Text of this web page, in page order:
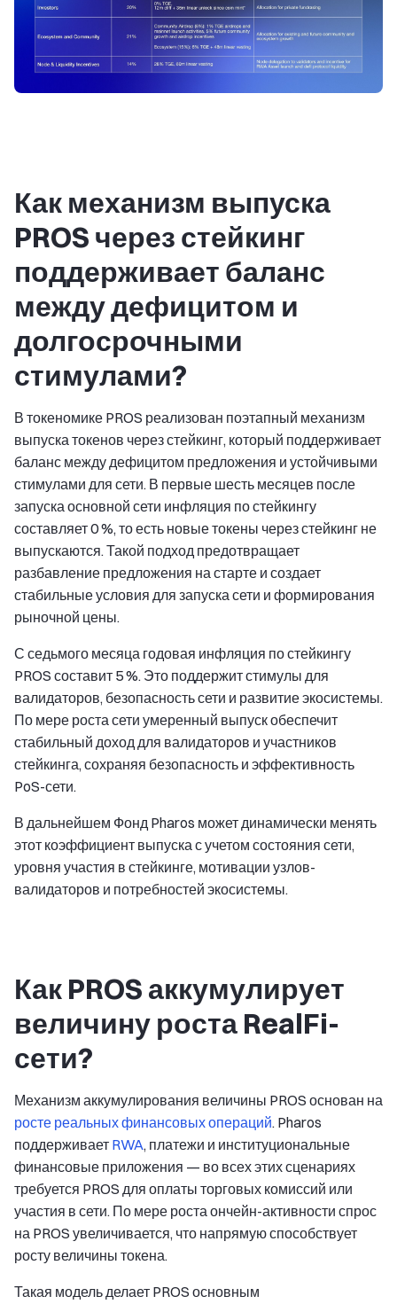
Как механизм выпуска
PROS через стейкинг
поддерживает баланс
между дефицитом и
долгосрочными
стимулами?
В токеномике PROS реализован поэтапный механизм
выпуска токенов через стейкинг, который поддерживает
баланс между дефицитом предложения и устойчивыми
стимулами для сети. В первые шесть месяцев после
запуска основной сети инфляция по стейкингу
составляет 0 %, то есть новые токены через стейкинг не
выпускаются. Такой подход предотвращает
разбавление предложения на старте и создает
стабильные условия для запуска сети и формирования
рыночной цены.
С седьмого месяца годовая инфляция по стейкингу
PROS составит 5 %. Это поддержит стимулы для
валидаторов, безопасность сети и развитие экосистемы.
По мере роста сети умеренный выпуск обеспечит
стабильный доход для валидаторов и участников
стейкинга, сохраняя безопасность и эффективность
PoS-сети.
В дальнейшем Фонд Pharos может динамически менять
этот коэффициент выпуска с учетом состояния сети,
уровня участия в стейкинге, мотивации узлов-
валидаторов и потребностей экосистемы.
Как PROS аккумулирует
величину роста RealFi-
сети?
Механизм аккумулирования величины PROS основан на
росте реальных финансовых операций. Pharos
поддерживает RWA, платежи и институциональные
финансовые приложения — во всех этих сценариях
требуется PROS для оплаты торговых комиссий или
участия в сети. По мере роста ончейн-активности спрос
на PROS увеличивается, что напрямую способствует
росту величины токена.
Такая модель делает PROS основным